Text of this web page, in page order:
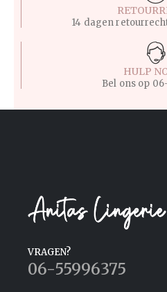
14 dagen
HULP
Bel ons op
VRAGEN?
06-55996375